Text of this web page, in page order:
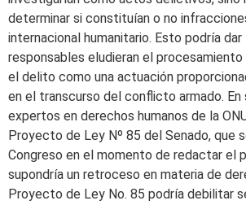
determinar si constituían o no
internacional humanitario. Esto podría dar
responsables eludieran el
el delito como una actuación
en el transcurso del conflicto armado. En
expertos en derechos humanos de la
Proyecto de Ley Nº 85 del Senado, que
Congreso en el momento de redactar el
supondría un retroceso en materia de
Proyecto de Ley No. 85 podría debilitar